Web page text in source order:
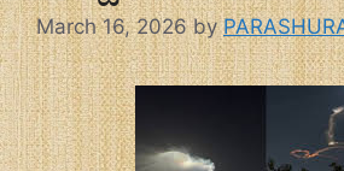
March 16, 2026 by